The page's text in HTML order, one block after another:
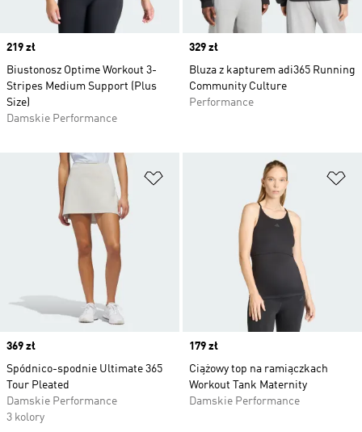
Price
219 zł
Biustonosz Optime Workout 3-
Stripes Medium Support (Plus
Size)
Damskie Performance
Price
329 zł
Bluza z kapturem adi365 Running
Community Culture
Performance
Dodaj do listy życzeń
Price
369 zł
Spódnico-spodnie Ultimate 365
Tour Pleated
Damskie Performance
3 kolory
Price
179 zł
Ciążowy top na ramiączkach
Workout Tank Maternity
Damskie Performance